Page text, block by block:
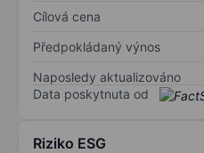
Cílová cena
Předpokládaný výnos
Naposledy aktualizováno
Data poskytnuta od
Riziko ESG